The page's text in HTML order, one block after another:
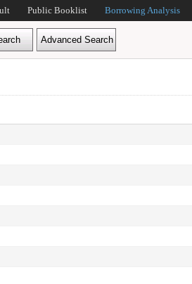
Public Booklist Borrowing Analysis